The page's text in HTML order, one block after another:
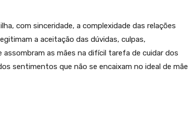
com sinceridade, a complexidade das relações
a aceitação das dúvidas, culpas,
as mães na difícil tarefa de cuidar dos
sentimentos que não se encaixam no ideal de mãe